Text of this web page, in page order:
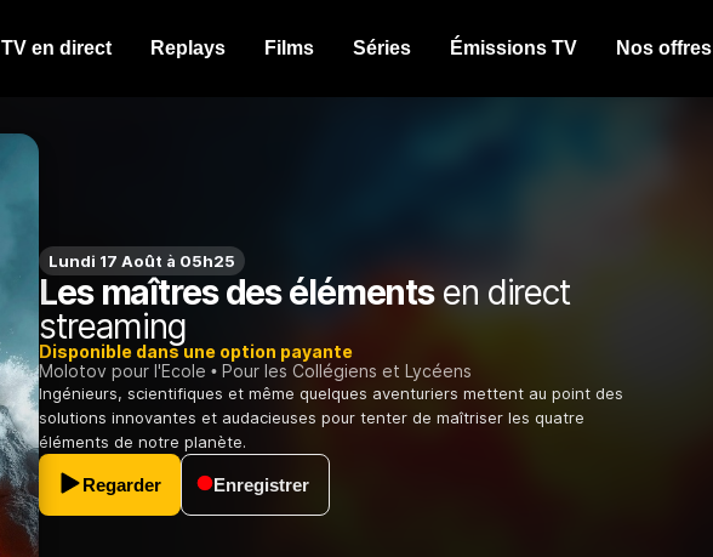
TV en direct Replays Films Séries Émissions TV Nos offres
Lundi 17 Août à 05h25
Les maîtres des élémentsen direct
streaming
Disponible dans une option payante
Molotov pour l'Ecole
Pour les Collégiens et Lycéens
Ingénieurs, scientifiques et même quelques aventuriers mettent au point des
solutions innovantes et audacieuses pour tenter de maîtriser les quatre
éléments de notre planète.
Regarder Enregistrer